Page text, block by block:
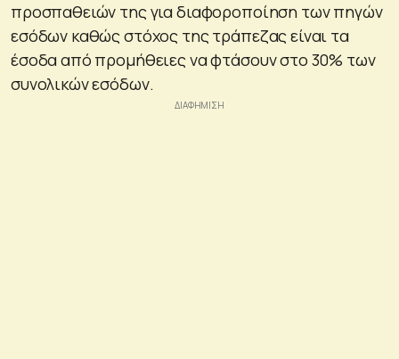
προσπαθειών της για διαφοροποίηση των πηγών
εσόδων καθώς στόχος της τράπεζας είναι τα
έσοδα από προμήθειες να φτάσουν στο 30% των
συνολικών εσόδων.